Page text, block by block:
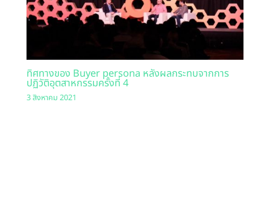
ทิศทางของ Buyer persona หลังผลกระทบจากการ
ปฏิวัติอุตสาหกรรมครั้งที่ 4
3 สิงหาคม 2021